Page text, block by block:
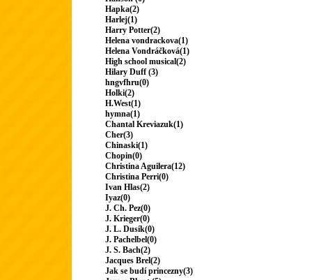
Hapka(2)
Harlej(1)
Harry Potter(2)
Helena vondrackova(1)
Helena Vondráčková(1)
High school musical(2)
Hilary Duff (3)
hngvfhru(0)
Holki(2)
H.West(1)
hymna(1)
Chantal Kreviazuk(1)
Cher(3)
Chinaski(1)
Chopin(0)
Christina Aguilera(12)
Christina Perri(0)
Ivan Hlas(2)
Iyaz(0)
J. Ch. Pez(0)
J. Krieger(0)
J. L. Dusík(0)
J. Pachelbel(0)
J. S. Bach(2)
Jacques Brel(2)
Jak se budí princezny(3)